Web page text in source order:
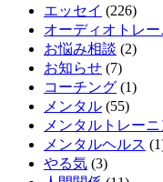
エッセイ (226)
オーディオトレ
お悩み相談 (2)
お知らせ (7)
コーチング (1)
メンタル (55)
メンタルトレー
メンタルヘルス
やる気 (3)